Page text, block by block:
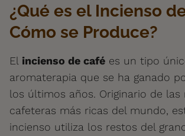
¿Qué es el Incienso
Cómo se Produce?
El incienso de café es un tipo
aromaterapia que se ha ganado
los últimos años. Originario de las
cafeteras más ricas del mundo,
incienso utiliza los restos del